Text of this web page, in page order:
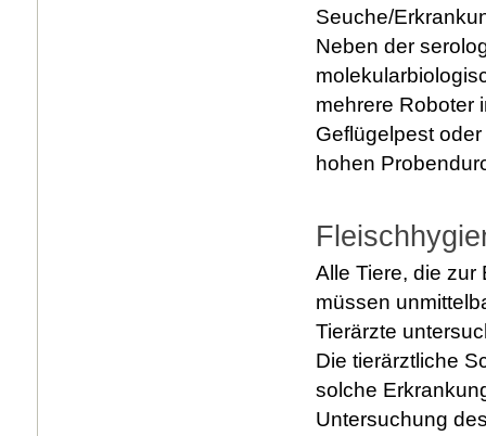
Seuche/
Neben der
mehrere Roboter
Geflügelpest
hohen
Alle Tiere, die
müssen
Tierärzte
Die tierärztliche
solche
Untersuchung